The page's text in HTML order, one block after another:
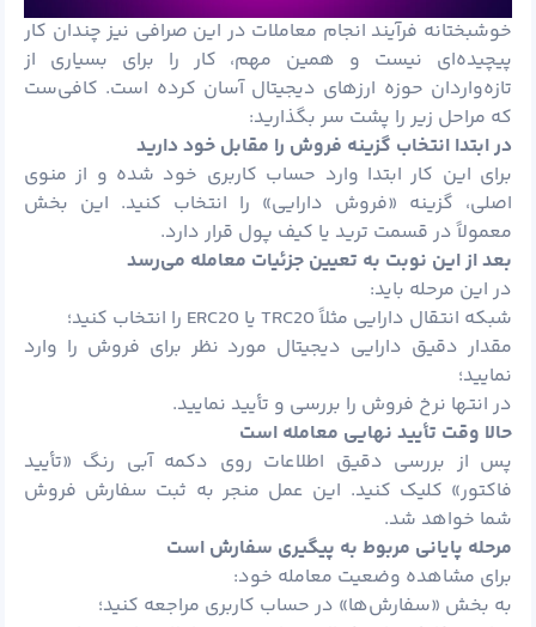
خوشبختانه فرآیند انجام معاملات در این صرافی نیز چندان کار
پیچیده‌ای نیست و همین مهم، کار را برای بسیاری از
تازه‌واردان حوزه ارزهای دیجیتال آسان کرده است. کافی‌ست
که مراحل زیر را پشت سر بگذارید:
در ابتدا انتخاب گزینه فروش را مقابل خود دارید
برای این کار ابتدا وارد حساب کاربری خود شده و از منوی
اصلی، گزینه «فروش دارایی» را انتخاب کنید. این بخش
معمولاً در قسمت ترید یا کیف پول قرار دارد.
بعد از این نوبت به تعیین جزئیات معامله می‌رسد
در این مرحله باید:
شبکه انتقال دارایی مثلاً TRC20 یا ERC20 را انتخاب کنید؛
مقدار دقیق دارایی دیجیتال مورد نظر برای فروش را وارد
نمایید؛
در انتها نرخ فروش را بررسی و تأیید نمایید.
حالا وقت تأیید نهایی معامله است
پس از بررسی دقیق اطلاعات روی دکمه آبی رنگ «تأیید
فاکتور» کلیک کنید. این عمل منجر به ثبت سفارش فروش
شما خواهد شد.
مرحله پایانی مربوط به پیگیری سفارش است
برای مشاهده وضعیت معامله خود:
به بخش «سفارش‌ها» در حساب کاربری مراجعه کنید؛